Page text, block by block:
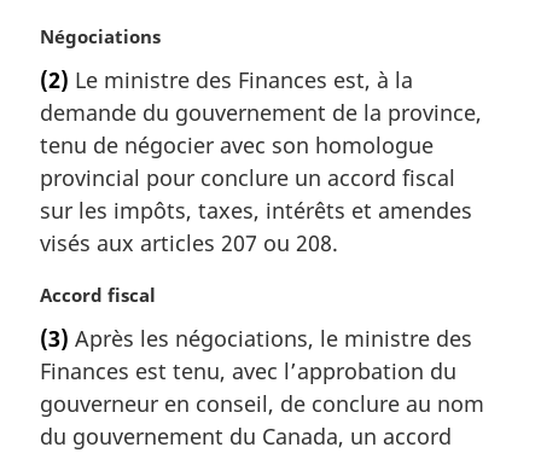
N
t
e
m
a
r
g
i
a
l
e
:
Négociations
(2) Le ministre des Finances est, à la
demande du gouvernement de la province,
tenu de négocier avec son homologue
provincial pour conclure un accord fiscal
sur les impôts, taxes, intérêts et amendes
visés aux articles 207 ou 208.
N
t
e
m
a
Accord fiscal
(3) Après les négociations, le ministre des
Finances est tenu, avec l’approbation du
gouverneur en conseil, de conclure au nom
du gouvernement du Canada, un accord